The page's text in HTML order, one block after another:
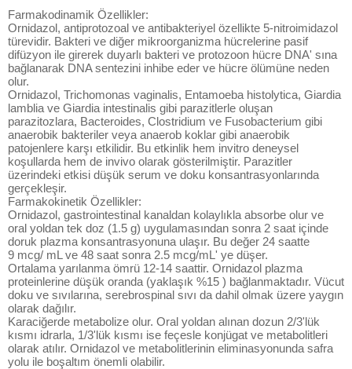
Farmakodinamik Özellikler:
Ornidazol, antiprotozoal ve antibakteriyel özellikte 5-nitroimidazol
türevidir. Bakteri ve diğer mikroorganizma hücrelerine pasif
difüzyon ile girerek duyarlı bakteri ve protozoon hücre DNA' sına
bağlanarak DNA sentezini inhibe eder ve hücre ölümüne neden
olur.
Ornidazol, Trichomonas vaginalis, Entamoeba histolytica, Giardia
lamblia ve Giardia intestinalis gibi parazitlerle oluşan
parazitozlara, Bacteroides, Clostridium ve Fusobacterium gibi
anaerobik bakteriler veya anaerob koklar gibi anaerobik
patojenlere karşı etkilidir. Bu etkinlik hem invitro deneysel
koşullarda hem de invivo olarak gösterilmiştir. Parazitler
üzerindeki etkisi düşük serum ve doku konsantrasyonlarında
gerçekleşir.
Farmakokinetik Özellikler:
Ornidazol, gastrointestinal kanaldan kolaylıkla absorbe olur ve
oral yoldan tek doz (1.5 g) uygulamasından sonra 2 saat içinde
doruk plazma konsantrasyonuna ulaşır. Bu değer 24 saatte
9 mcg/ mL ve 48 saat sonra 2.5 mcg/mL' ye düşer.
Ortalama yarılanma ömrü 12-14 saattir. Ornidazol plazma
proteinlerine düşük oranda (yaklaşık %15 ) bağlanmaktadır. Vücut
doku ve sıvılarına, serebrospinal sıvı da dahil olmak üzere yaygın
olarak dağılır.
Karaciğerde metabolize olur. Oral yoldan alınan dozun 2/3'lük
kısmı idrarla, 1/3'lük kısmı ise feçesle konjügat ve metabolitleri
olarak atılır. Ornidazol ve metabolitlerinin eliminasyonunda safra
yolu ile boşaltım önemli olabilir.